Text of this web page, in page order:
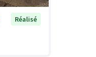
Réalisé